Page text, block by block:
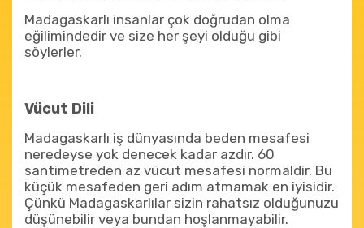
Madagaskarlı insanlar çok doğrudan olma
eğilimindedir ve size her şeyi olduğu gibi
söylerler.
Vücut Dili
Madagaskarlı iş dünyasında beden mesafesi
neredeyse yok denecek kadar azdır. 60
santimetreden az vücut mesafesi normaldir. Bu
küçük mesafeden geri adım atmamak en iyisidir.
Çünkü Madagaskarlılar sizin rahatsız olduğunuzu
düşünebilir veya bundan hoşlanmayabilir.